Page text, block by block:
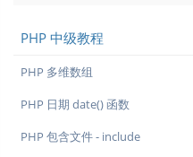
PHP 中级教程
PHP 多维数组
PHP 日期 date() 函数
PHP 包含文件 - include